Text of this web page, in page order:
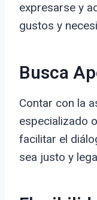
expresarse y
gustos y
Busca
Contar con la
especializado
facilitar el
sea justo y